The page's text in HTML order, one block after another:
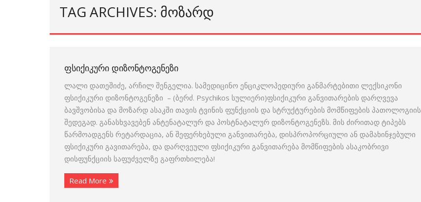
TAG ARCHIVES: ᲛᲝᲖᲐᲠᲓ
ᲤᲡᲘᲥᲘᲙᲣᲠᲘ ᲓᲘᲖᲝᲜᲢᲝᲒᲔᲜᲔᲖᲘ
ლალი დათეშიძე, არჩილ შენგელია. სამედიცინო ენციკლოპედიური განმარტებითი ლექსიკონი
ფსიქიკური დიზონტოგენეზი – (ბერძ. Psychikos სულიერი)ფსიქიკური განვითარების დარღვევა
ბავშვობისა და მოზარდ ასაკში თავის ტვინის ფუნქციის და სტრუქტურების მომწიფების პათოლოგიის
შედეგად. განასხვავებენ ანტენატალურ და პოსტნატალურ დიზონტოგენეზს. მის ძირითად ტიპებს
წარმოადგენს რეტარდაცია, ან შეფერხებული განვითარება, დისპროპორციული ან დამახინჯებული
ფსიქიკური გავითარება, და დარღვეული ფსიქიკური განვითარება მომწიფების ასაკობრივი
დისფუნქციის საფუძველზე გაფრთხილება!
Read More